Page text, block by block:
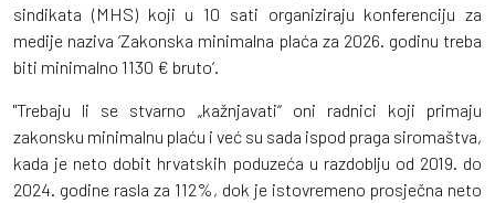
sindikata (MHS) koji u 10 sati organiziraju konferenciju za
medije naziva ‘Zakonska minimalna plaća za 2026. godinu treba
biti minimalno 1130 € bruto‘.
"Trebaju li se stvarno „kažnjavati“ oni radnici koji primaju
zakonsku minimalnu plaću i već su sada ispod praga siromaštva,
kada je neto dobit hrvatskih poduzeća u razdoblju od 2019. do
2024. godine rasla za 112%, dok je istovremeno prosječna neto